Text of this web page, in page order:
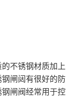
不锈钢材质加上
闸闼有很好的防
闸阀经常用于控